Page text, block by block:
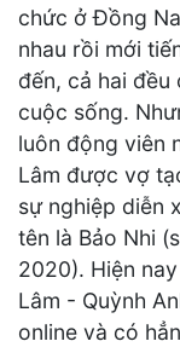
chức ở Đồng
nhau rồi mới
đến, cả hai
cuộc sống.
luôn động viên
Lâm được vợ
sự nghiệp diễn
tên là Bảo Nhi
2020). Hiện
Lâm - Quỳnh
online và có